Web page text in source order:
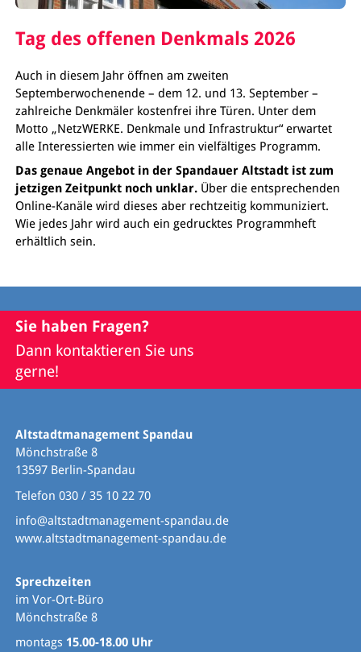
Tag des offenen Denkmals 2026
Auch in diesem Jahr öffnen am zweiten
Septemberwochenende – dem 12. und 13. September –
zahlreiche Denkmäler kostenfrei ihre Türen. Unter dem
Motto „NetzWERKE. Denkmale und Infrastruktur“ erwartet
alle Interessierten wie immer ein vielfältiges Programm.
Das genaue Angebot in der Spandauer Altstadt ist zum
jetzigen Zeitpunkt noch unklar.Über die entsprechenden
Online-Kanäle wird dieses aber rechtzeitig kommuniziert.
Wie jedes Jahr wird auch ein gedrucktes Programmheft
erhältlich sein.
Sie haben Fragen?
Dann kontaktieren Sie uns
gerne!
Altstadtmanagement Spandau
Mönchstraße 8
13597 Berlin-Spandau
Telefon 030 / 35 10 22 70
info@altstadtmanagement-spandau.de
www.altstadtmanagement-spandau.de
Sprechzeiten
im Vor-Ort-Büro
Mönchstraße 8
montags 15.00-18.00 Uhr